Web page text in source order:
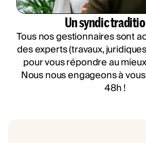
Un syndic
Tous nos gestionnaires sont
des experts (travaux,
pour vous répondre au
Nous nous engageons à
48h !